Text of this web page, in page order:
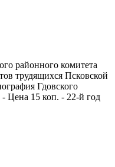
районного комитета
трудящихся Псковской
Гдовского
- Цена 15 коп. - 22-й год